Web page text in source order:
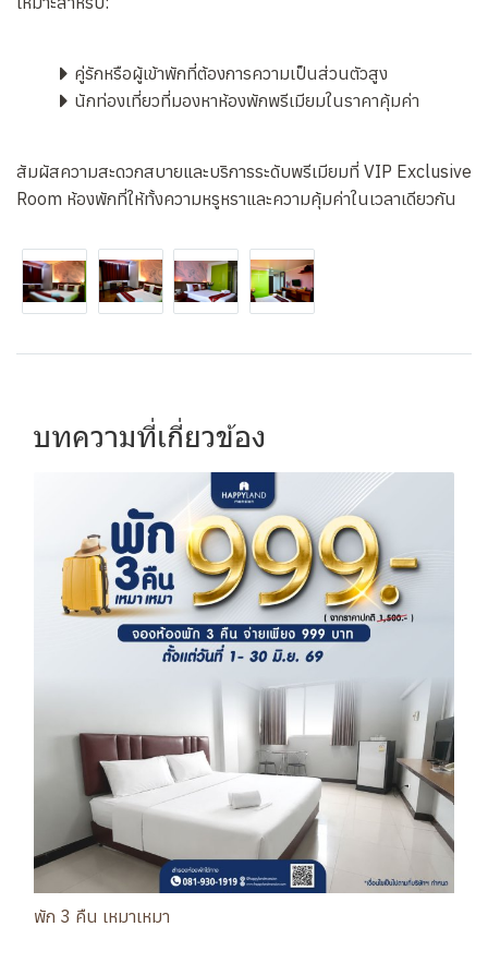
คู่รักหรือผู้เข้าพักที่ต้องการความเป็นส่วนตัวสูง
นักท่องเที่ยวที่มองหาห้องพักพรีเมียมในราคาคุ้มค่า
สัมผัสความสะดวกสบายและบริการระดับพรีเมียมที่ VIP Exclusive
Room ห้องพักที่ให้ทั้งความหรูหราและความคุ้มค่าในเวลาเดียวกัน
บทความที่เกี่ยวข้อง
พัก 3 คืน เหมาเหมา